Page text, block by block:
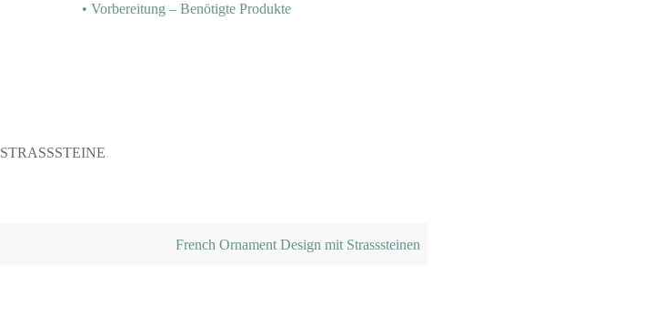
• Vorbereitung – Benötigte Produkte
STRASSSTEINE
French Ornament Design mit Strasssteinen